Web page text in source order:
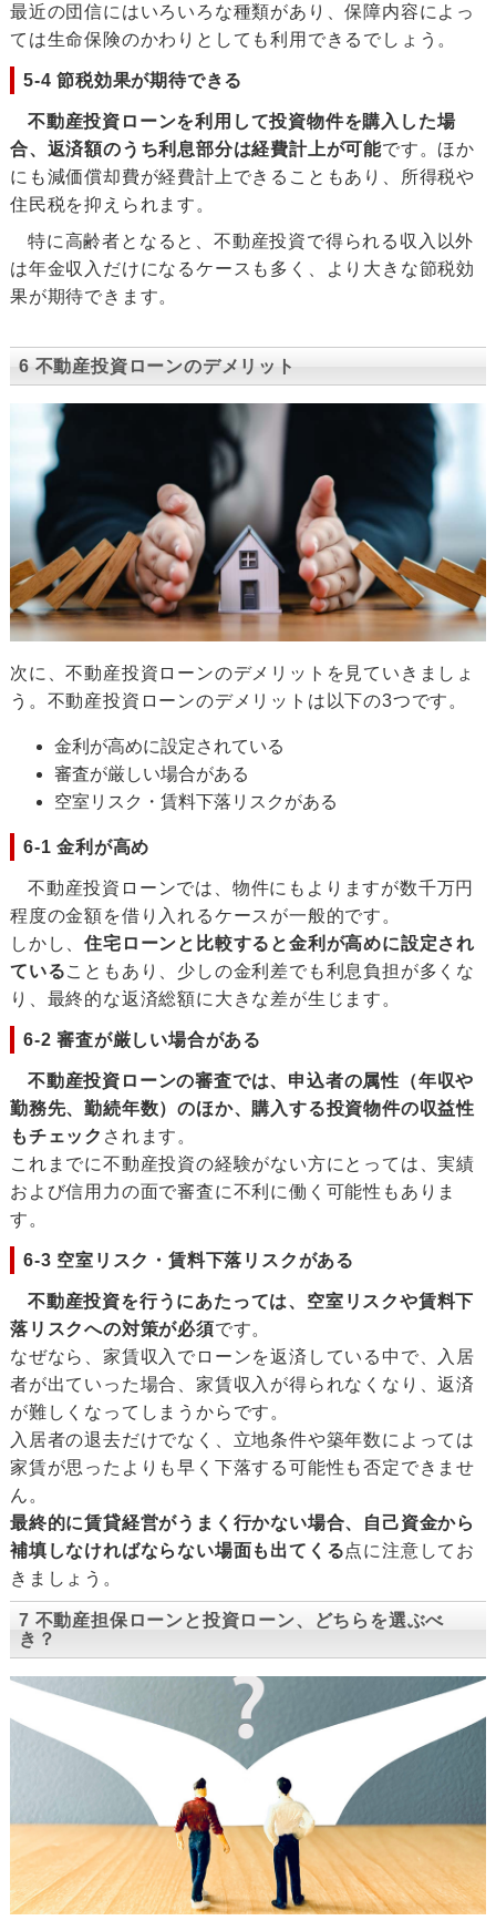
最近の団信にはいろいろな種類があり、保障内容によっ
ては生命保険のかわりとしても利用できるでしょう。
5-4 節税効果が期待できる
不動産投資ローンを利用して投資物件を購入した場
合、返済額のうち利息部分は経費計上が可能です。ほか
にも減価償却費が経費計上できることもあり、所得税や
住民税を抑えられます。
特に高齢者となると、不動産投資で得られる収入以外
は年金収入だけになるケースも多く、より大きな節税効
果が期待できます。
6 不動産投資ローンのデメリット
次に、不動産投資ローンのデメリットを見ていきましょ
う。不動産投資ローンのデメリットは以下の3つです。
金利が高めに設定されている
審査が厳しい場合がある
空室リスク・賃料下落リスクがある
6-1 金利が高め
不動産投資ローンでは、物件にもよりますが数千万円
程度の金額を借り入れるケースが一般的です。
しかし、住宅ローンと比較すると金利が高めに設定され
ていることもあり、少しの金利差でも利息負担が多くな
り、最終的な返済総額に大きな差が生じます。
6-2 審査が厳しい場合がある
不動産投資ローンの審査では、申込者の属性（年収や
勤務先、勤続年数）のほか、購入する投資物件の収益性
もチェック されます。
これまでに不動産投資の経験がない方にとっては、実績
および信用力の面で審査に不利に働く可能性もありま
す。
6-3 空室リスク・賃料下落リスクがある
不動産投資を行うにあたっては、空室リスクや賃料下
落リスクへの対策が必須です。
なぜなら、家賃収入でローンを返済している中で、入居
者が出ていった場合、家賃収入が得られなくなり、返済
が難しくなってしまうからです。
入居者の退去だけでなく、立地条件や築年数によっては
家賃が思ったよりも早く下落する可能性も否定できませ
ん。
最終的に賃貸経営がうまく行かない場合、自己資金から
補填しなければならない場面も出てくる点に注意してお
きましょう。
7 不動産担保ローンと投資ローン、どちらを選ぶべ
き？